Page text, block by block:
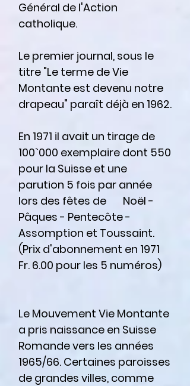
Général de l'Action
catholique.
Le premier journal, sous le
titre "Le terme de Vie
Montante est devenu notre
drapeau" paraît déjà en 1962.
En 1971 il avait un tirage de
100`000 exemplaire dont 550
pour la Suisse et une
parution 5 fois par année
lors des fêtes de Noël -
Pâques - Pentecôte -
Assomption et Toussaint.
(Prix d'abonnement en 1971
Fr. 6.00 pour les 5 numéros)
Le Mouvement Vie Montante
a pris naissance en Suisse
Romande vers les années
1965/66. Certaines paroisses
de grandes villes, comme